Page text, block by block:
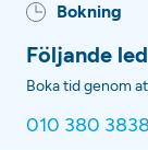
Bokning
Följande
Boka tid genom
010 380 3838